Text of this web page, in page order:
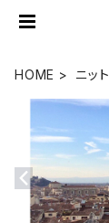
HOME ニット